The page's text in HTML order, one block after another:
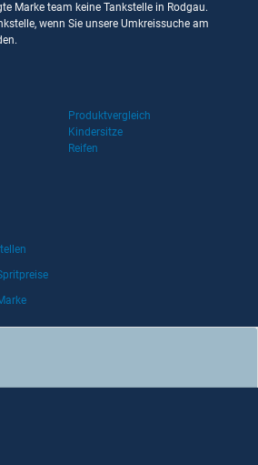
Marke team keine Tankstelle in Rodgau.
wenn Sie unsere Umkreissuche am
Produktvergleich
Kindersitze
Reifen